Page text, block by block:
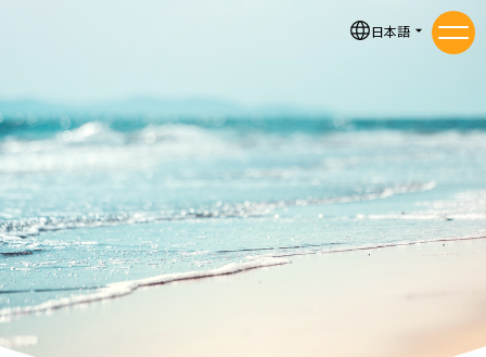
日本語
メ